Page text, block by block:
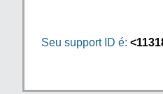
Seu support ID é: